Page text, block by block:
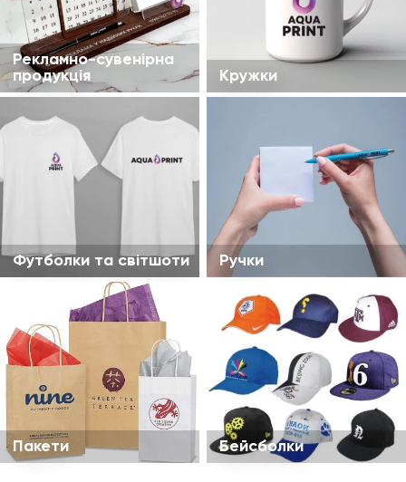
Рекламно-сувенірна
продукція
Кружки
Футболки та світшоти Ручки
Пакети Бейсболки